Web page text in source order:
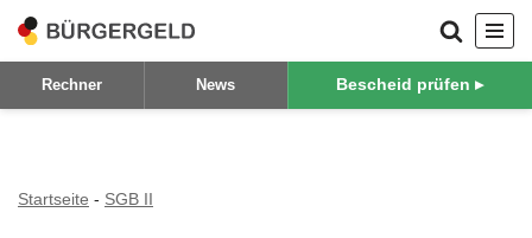
Zum
Inhalt
Rechner News Bescheid prüfen ▸
Startseite - SGB II